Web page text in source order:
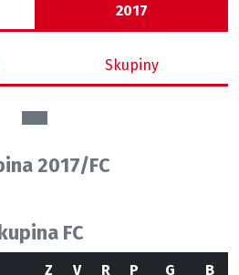
2017
Skupiny
2017/FC
FC
Z V R P G B